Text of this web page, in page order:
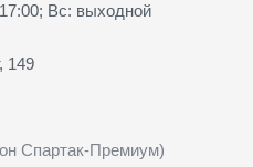
Вс: выходной
149
Спартак-Премиум)